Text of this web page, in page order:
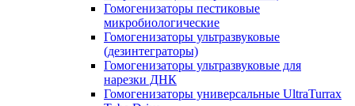
Гомогенизаторы пестиковые
микробиологические
Гомогенизаторы ультразвуковые
(дезинтеграторы)
Гомогенизаторы ультразвуковые для
нарезки ДНК
Гомогенизаторы универсальные UltraTurrax